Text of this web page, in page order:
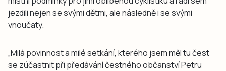
jezdili nejen se svými dětmi, ale následně i se svými
vnoučaty.
„Milá povinnost a milé setkání, kterého jsem měl tu čest
se zúčastnit při předávání čestného občanství Petru